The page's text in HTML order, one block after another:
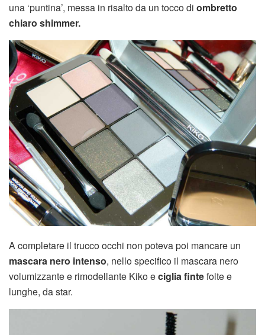
una ‘puntina’, messa in risalto da un tocco di ombretto
chiaro shimmer.
A completare il trucco occhi non poteva poi mancare un
mascara nero intenso, nello specifico il mascara nero
volumizzante e rimodellante Kiko eciglia fintefolte e
lunghe, da star.